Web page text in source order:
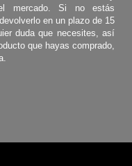
mercado. Si no estás
en un plazo de 15
duda que necesites, así
que hayas comprado,